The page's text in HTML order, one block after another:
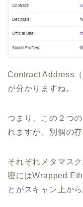
Contract Address
が分かりますね。
つまり、この２つ
れますが、別個の
それぞれメタマス
密にはWrapped
とがスキャン上か